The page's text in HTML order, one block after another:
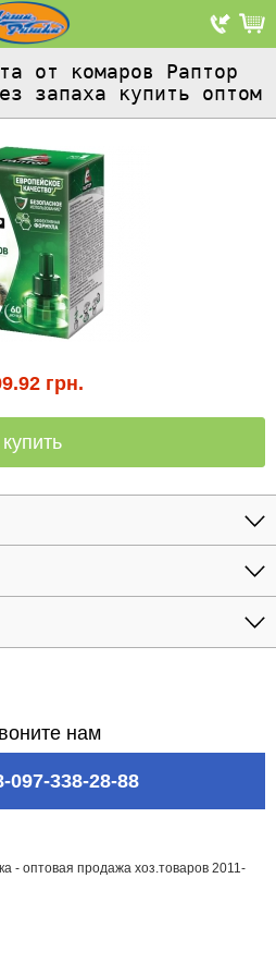
от комаров Раптор
запаха купить оптом
грн.
купить
нам
097-338-28-88
- оптовая продажа хоз.товаров 2011-